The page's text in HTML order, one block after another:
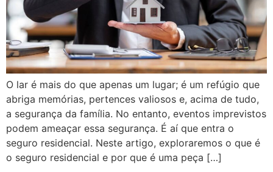
O lar é mais do que apenas um lugar; é um refúgio que
abriga memórias, pertences valiosos e, acima de tudo,
a segurança da família. No entanto, eventos imprevistos
podem ameaçar essa segurança. É aí que entra o
seguro residencial. Neste artigo, exploraremos o que é
o seguro residencial e por que é uma peça […]